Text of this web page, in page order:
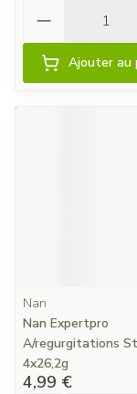
Ajouter au
Nan
Nan Expertpro
A/regurgitations
4x26,2g
4,99 €